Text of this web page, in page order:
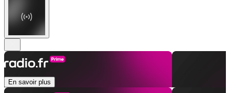
En savoir plus